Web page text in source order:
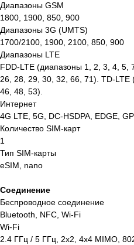
Диапазоны GSM
1800, 1900, 850, 900
Диапазоны 3G (UMTS)
1700/2100, 1900, 2100, 850, 900
Диапазоны LTE
FDD‑LTE (диапазоны 1, 2, 3, 4,
26, 28, 29, 30, 32, 66, 71).
46, 48, 53).
Интернет
4G LTE, 5G, DC-HSDPA, EDGE,
Количество SIM-карт
1
Тип SIM-карты
eSIM, nano
Соединение
Беспроводное соединение
Bluetooth, NFC, Wi-Fi
Wi-Fi
2.4 ГГц / 5 ГГц, 2x2, 4x4 MIMO,